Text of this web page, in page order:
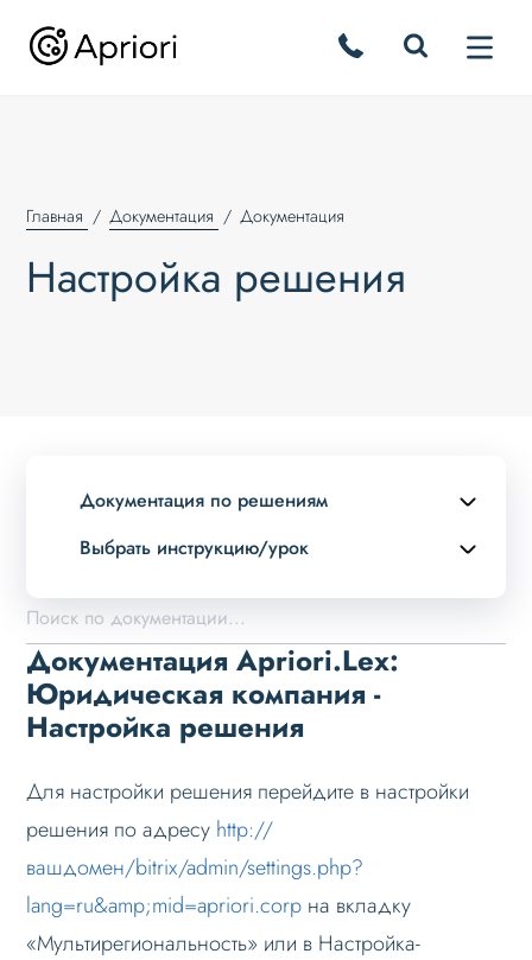
Главная Документация Документация
Настройка решения
Документация по решениям
Выбрать инструкцию/урок
Описание курса
Возможности
Примеры страниц
Установка и обновление
Дизайн
Оформление контента
Слайдер
Мультирегиональность
Документация Apriori.Lex:
Юридическая компания -
Настройка решения
Для настройки решения перейдите в настройки
решения по адресу http://
вашдомен/bitrix/admin/settings.php?
lang=ru&amp;mid=apriori.corp на вкладку
«Мультирегиональность» или в Настройка-